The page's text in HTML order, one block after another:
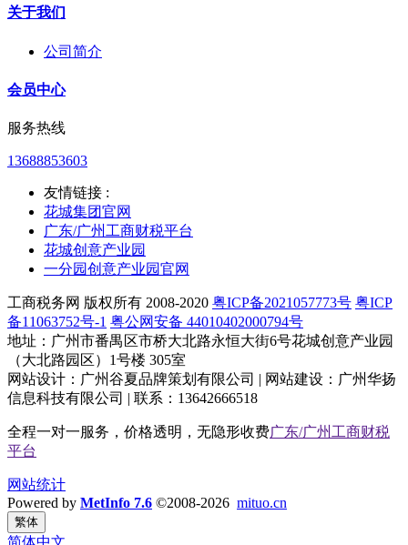
关于我们
公司简介
会员中心
服务热线
13688853603
友情链接 :
花城集团官网
广东/广州工商财税平台
花城创意产业园
一分园创意产业园官网
工商税务网 版权所有 2008-2020 粤ICP备2021057773号 粤ICP
备11063752号-1 粤公网安备 44010402000794号
地址：广州市番禺区市桥大北路永恒大街6号花城创意产业园
（大北路园区）1号楼 305室
网站设计：广州谷夏品牌策划有限公司 | 网站建设：广州华扬
信息科技有限公司 | 联系：13642666518
全程一对一服务，价格透明，无隐形收费广东/广州工商财税
平台
网站统计
Powered by MetInfo 7.6 ©2008-2026 mituo.cn
繁体